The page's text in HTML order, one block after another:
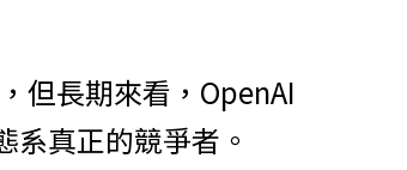
但長期來看，OpenAI
系真正的競爭者。